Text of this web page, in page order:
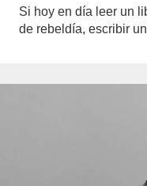
Si hoy en día leer un
de rebeldía, escribir